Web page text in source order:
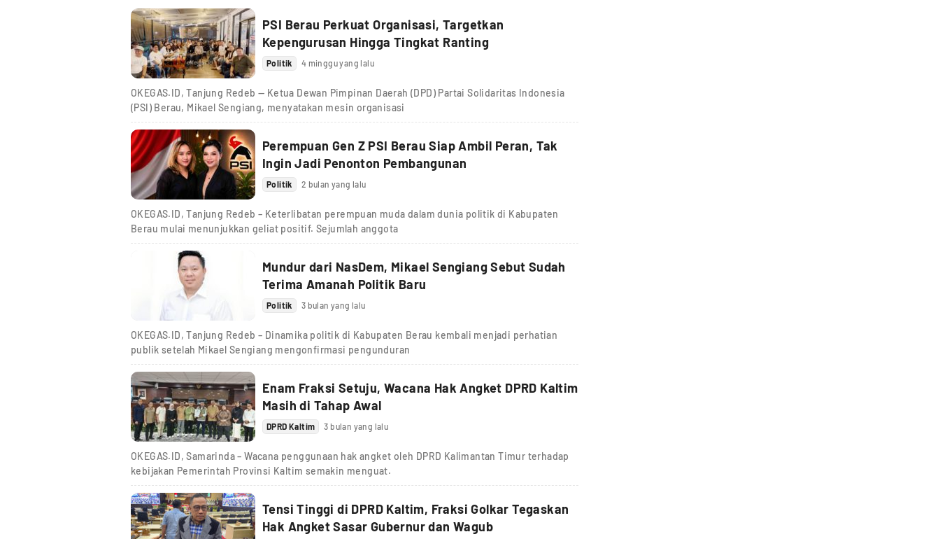
PSI Berau Perkuat Organisasi, Targetkan
Kepengurusan Hingga Tingkat Ranting
Politik 4 minggu yang lalu
OKEGAS.ID, Tanjung Redeb — Ketua Dewan Pimpinan Daerah (DPD) Partai Solidaritas Indonesia
(PSI) Berau, Mikael Sengiang, menyatakan mesin organisasi
Perempuan Gen Z PSI Berau Siap Ambil Peran, Tak
Ingin Jadi Penonton Pembangunan
Politik 2 bulan yang lalu
OKEGAS.ID, Tanjung Redeb – Keterlibatan perempuan muda dalam dunia politik di Kabupaten
Berau mulai menunjukkan geliat positif. Sejumlah anggota
Mundur dari NasDem, Mikael Sengiang Sebut Sudah
Terima Amanah Politik Baru
Politik 3 bulan yang lalu
OKEGAS.ID, Tanjung Redeb – Dinamika politik di Kabupaten Berau kembali menjadi perhatian
publik setelah Mikael Sengiang mengonfirmasi pengunduran
Enam Fraksi Setuju, Wacana Hak Angket DPRD Kaltim
Masih di Tahap Awal
DPRD Kaltim 3 bulan yang lalu
OKEGAS.ID, Samarinda – Wacana penggunaan hak angket oleh DPRD Kalimantan Timur terhadap
kebijakan Pemerintah Provinsi Kaltim semakin menguat.
Tensi Tinggi di DPRD Kaltim, Fraksi Golkar Tegaskan
Hak Angket Sasar Gubernur dan Wagub